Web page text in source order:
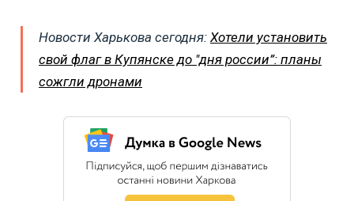
Новости Харькова сегодня: Хотели установить
свой флаг в Купянске до "дня россии”: планы
сожгли дронами